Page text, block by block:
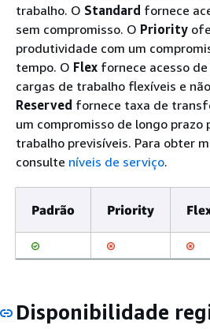
trabalho. O Standard fornece
sem compromisso. O Priority
produtividade com um
tempo. O Flex fornece acesso
cargas de trabalho flexíveis e
Reserved fornece taxa de
um compromisso de longo prazo
trabalho previsíveis. Para obter
consulte níveis de serviço.
Padrão Priority
Disponibilidade